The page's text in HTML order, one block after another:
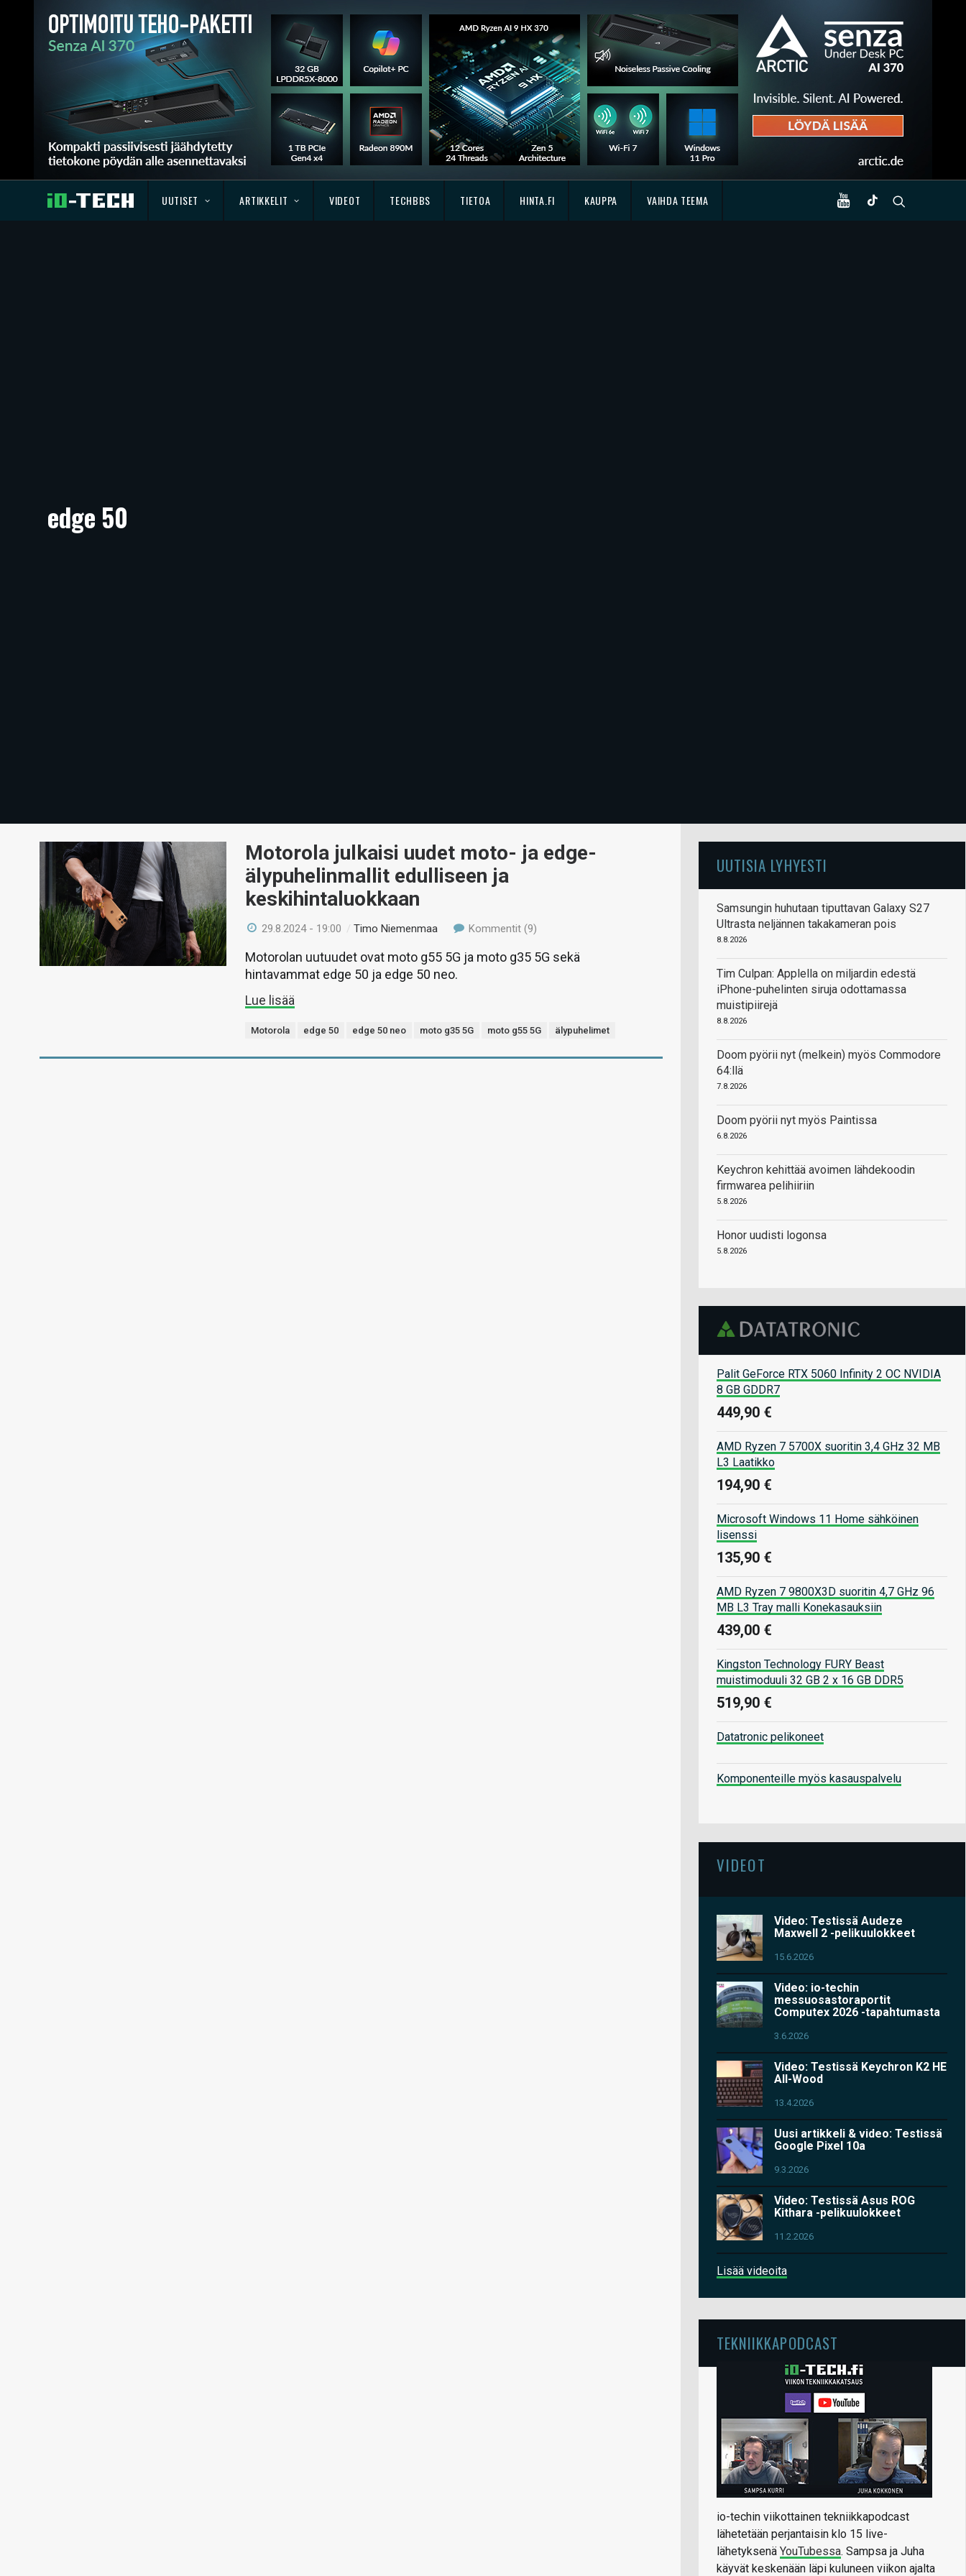
UUTISET ARTIKKELIT VIDEOT TECHBBS TIETOA HINTA.FI KAUPPA VAIHDA TEEMA
edge 50
Motorola julkaisi uudet moto- ja edge-
älypuhelinmallit edulliseen ja
keskihintaluokkaan
29.8.2024 - 19:00 /Timo Niemenmaa Kommentit (9)
Motorolan uutuudet ovat moto g55 5G ja moto g35 5G sekä
hintavammat edge 50 ja edge 50 neo.
Lue lisää
Motorola edge 50 edge 50 neo moto g35 5G moto g55 5G älypuhelimet
UUTISIA LYHYESTI
Samsungin huhutaan tiputtavan Galaxy S27
Ultrasta neljännen takakameran pois
8.8.2026
Tim Culpan: Applella on miljardin edestä
iPhone-puhelinten siruja odottamassa
muistipiirejä
8.8.2026
Doom pyörii nyt (melkein) myös Commodore
64:llä
7.8.2026
Doom pyörii nyt myös Paintissa
6.8.2026
Keychron kehittää avoimen lähdekoodin
firmwarea pelihiiriin
5.8.2026
Honor uudisti logonsa
5.8.2026
Palit GeForce RTX 5060 Infinity 2 OC NVIDIA
8 GB GDDR7
449,90 €
AMD Ryzen 7 5700X suoritin 3,4 GHz 32 MB
L3 Laatikko
194,90 €
Microsoft Windows 11 Home sähköinen
lisenssi
135,90 €
AMD Ryzen 7 9800X3D suoritin 4,7 GHz 96
MB L3 Tray malli Konekasauksiin
439,00 €
Kingston Technology FURY Beast
muistimoduuli 32 GB 2 x 16 GB DDR5
519,90 €
Datatronic pelikoneet
Komponenteille myös kasauspalvelu
VIDEOT
Video: Testissä Audeze
Maxwell 2 -pelikuulokkeet
15.6.2026
Video: io-techin
messuosastoraportit
Computex 2026 -tapahtumasta
3.6.2026
Video: Testissä Keychron K2 HE
All-Wood
13.4.2026
Uusi artikkeli & video: Testissä
Google Pixel 10a
9.3.2026
Video: Testissä Asus ROG
Kithara -pelikuulokkeet
11.2.2026
Lisää videoita
TEKNIIKKAPODCAST
io-techin viikottainen tekniikkapodcast
lähetetään perjantaisin klo 15 live-
lähetyksenä YouTubessa. Sampsa ja Juha
käyvät keskenään läpi kuluneen viikon ajalta